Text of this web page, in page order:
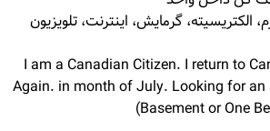
الکتریسیته، گرمایش، اینترنت، تلویزیون
I am a Canadian Citizen. I return to
Again. in month of July. Looking for
(Basement or One